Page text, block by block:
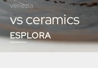
venezia
vs ceramics
ESPLORA